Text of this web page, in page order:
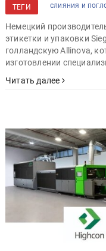
ТЕГИ cлияния и
Немецкий
этикетки и упаковки
голландскую Allinova,
изготовлении
Читать далее